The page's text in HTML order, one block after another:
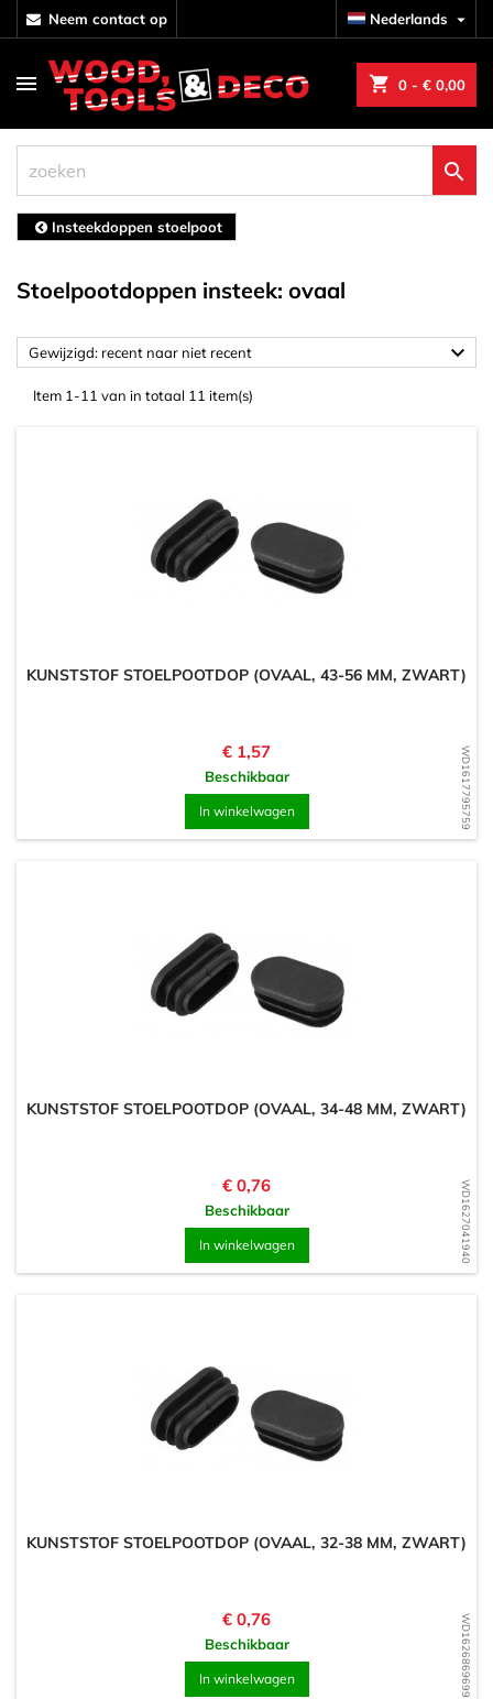
neem contact op Nederlands 
shopping_cart 0 - € 0,00

Insteekdoppen stoelpoot
Stoelpootdoppen insteek: ovaal
Gewijzigd: recent naar niet recent 
Item 1-11 van in totaal 11 item(s)
WD1617795759
KUNSTSTOF STOELPOOTDOP (OVAAL, 43-56 MM, ZWART)
Prijs
€ 1,57
Beschikbaar
In winkelwagen
WD1627041940
KUNSTSTOF STOELPOOTDOP (OVAAL, 34-48 MM, ZWART)
Prijs
€ 0,76
Beschikbaar
In winkelwagen
WD1626869699
KUNSTSTOF STOELPOOTDOP (OVAAL, 32-38 MM, ZWART)
Prijs
€ 0,76
Beschikbaar
In winkelwagen